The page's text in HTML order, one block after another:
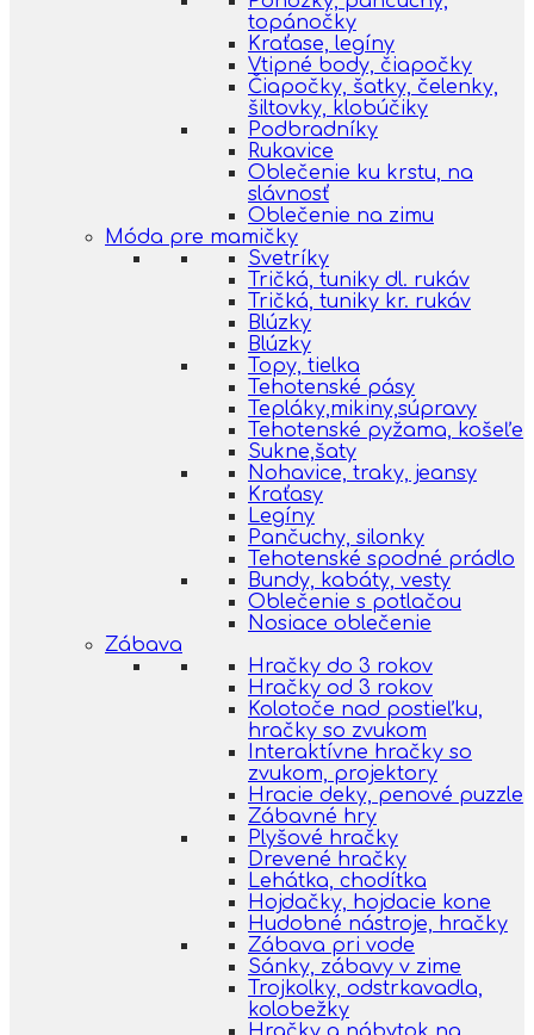
topánočky
Kraťase, legíny
Vtipné body, čiapočky
Čiapočky, šatky, čelenky,
šiltovky, klobúčiky
Podbradníky
Rukavice
Oblečenie ku krstu, na
slávnosť
Oblečenie na zimu
Móda pre mamičky
Svetríky
Tričká, tuniky dl. rukáv
Tričká, tuniky kr. rukáv
Blúzky
Blúzky
Topy, tielka
Tehotenské pásy
Tepláky,mikiny,súpravy
Tehotenské pyžama, košeľe
Sukne,šaty
Nohavice, traky, jeansy
Kraťasy
Legíny
Pančuchy, silonky
Tehotenské spodné prádlo
Bundy, kabáty, vesty
Oblečenie s potlačou
Nosiace oblečenie
Zábava
Hračky do 3 rokov
Hračky od 3 rokov
Kolotoče nad postieľku,
hračky so zvukom
Interaktívne hračky so
zvukom, projektory
Hracie deky, penové puzzle
Zábavné hry
Plyšové hračky
Drevené hračky
Lehátka, chodítka
Hojdačky, hojdacie kone
Hudobné nástroje, hračky
Zábava pri vode
Sánky, zábavy v zime
Trojkolky, odstrkavadla,
kolobežky